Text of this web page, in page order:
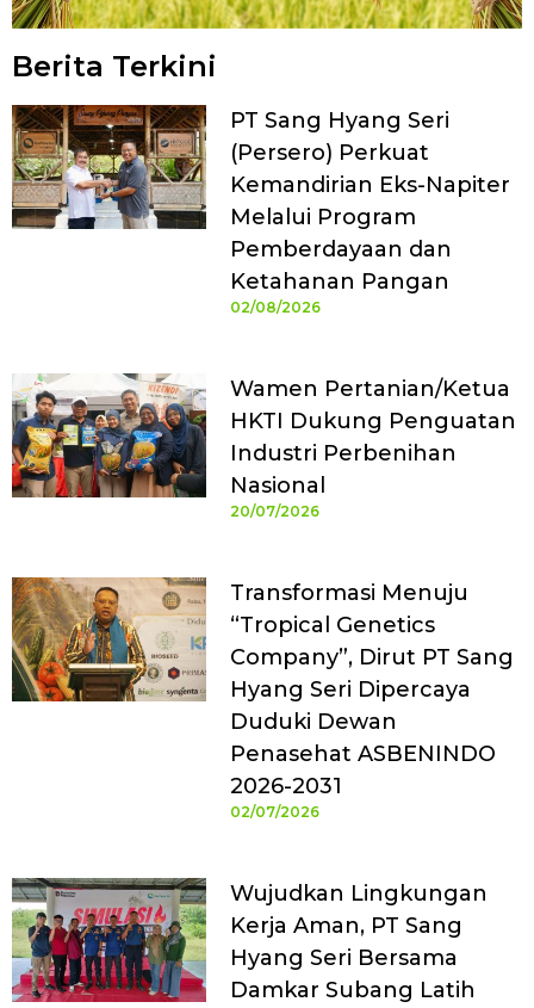
Berita Terkini
PT Sang Hyang Seri
(Persero) Perkuat
Kemandirian Eks-Napiter
Melalui Program
Pemberdayaan dan
Ketahanan Pangan
02/08/2026
Wamen Pertanian/Ketua
HKTI Dukung Penguatan
Industri Perbenihan
Nasional
20/07/2026
Transformasi Menuju
“Tropical Genetics
Company”, Dirut PT Sang
Hyang Seri Dipercaya
Duduki Dewan
Penasehat ASBENINDO
2026-2031
02/07/2026
Wujudkan Lingkungan
Kerja Aman, PT Sang
Hyang Seri Bersama
Damkar Subang Latih